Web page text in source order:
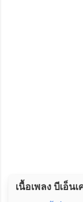
เนื้อเพลง บีเอ็น